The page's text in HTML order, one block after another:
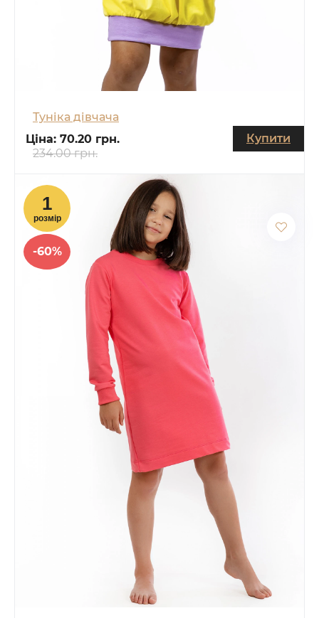
Туніка дівчача
Ціна: 70.20 грн.
234.00 грн.
Купити
-60%